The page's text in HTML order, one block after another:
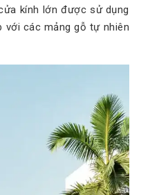
kính lớn được sử dụng
với các mảng gỗ tự nhiên